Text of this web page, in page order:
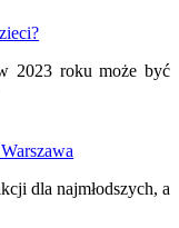
2023 roku może być
dla najmłodszych, a